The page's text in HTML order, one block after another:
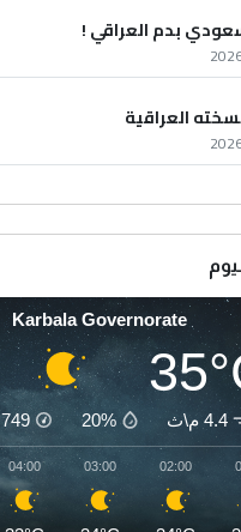
بدم العراقي !
العراقية
Karbala Governorate
4.4 م\ث 20%
749
02:00
03:00
04:00